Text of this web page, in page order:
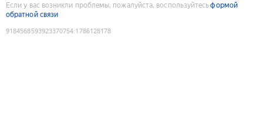
Если у вас возникли проблемы, пожалуйста, воспользуйтесьформой
обратной связи
9184568593923370754:1786128178